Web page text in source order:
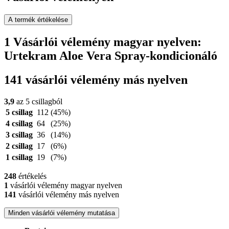
A termék értékelése
1 Vásárlói vélemény magyar nyelven:
Urtekram Aloe Vera Spray-kondicionáló
141 vásárlói vélemény más nyelven
3,9 az 5 csillagból
5 csillag 112 (45%)
4 csillag 64
(25%)
3 csillag 36
(14%)
2 csillag 17
(6%)
1 csillag 19 (7%)
248 értékelés
1 vásárlói vélemény magyar nyelven
141 vásárlói vélemény más nyelven
Minden vásárlói vélemény mutatása